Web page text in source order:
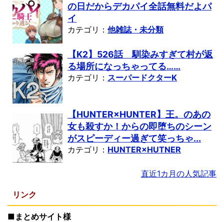
の日だからデカパイ全話無料だよパ
イ
カテゴリ： 他雑誌・未分類
【K2】526話 馴染みすぎて村が返
る場所になっちゃってる……
カテゴリ： スーパードクターK
【HUNTER×HUNTER】王。のあの
女も殺すか！からの即堕ちのシーン
がスピーディー過ぎて笑っちゃ...
カテゴリ： HUNTER×HUTNER
直近1カ月の人気記事
リンク
■まとめサイト様